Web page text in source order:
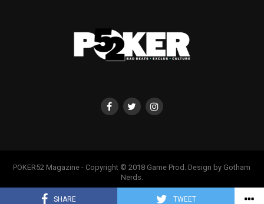
SHARE TWEET
POKER52 Magazine - Copyright © 2018 Game Prod. Design by Gotham
Nerds.